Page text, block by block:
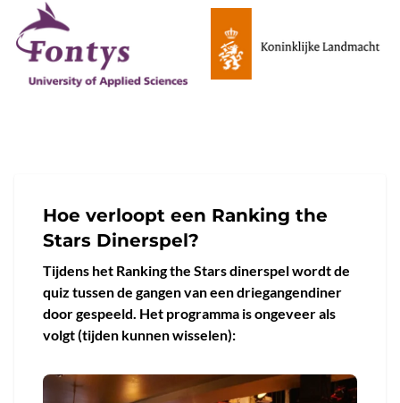
Hoe verloopt een Ranking the
Stars Dinerspel?
Tijdens het Ranking the Stars dinerspel wordt de
quiz tussen de gangen van een driegangendiner
door gespeeld. Het programma is ongeveer als
volgt (tijden kunnen wisselen):